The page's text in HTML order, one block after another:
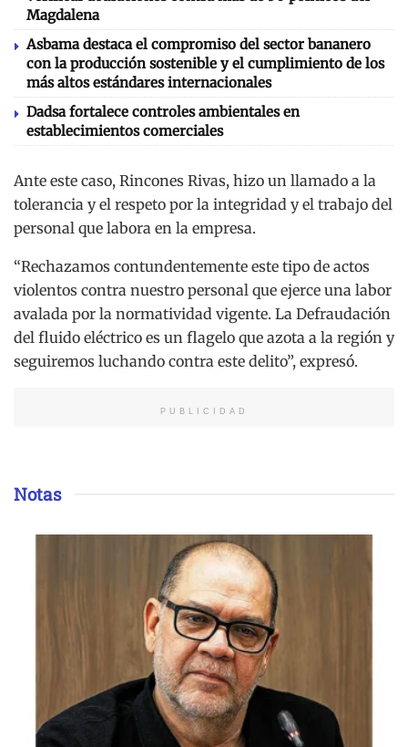
Magdalena
Asbama destaca el compromiso del sector bananero
con la producción sostenible y el cumplimiento de los
más altos estándares internacionales
Dadsa fortalece controles ambientales en
establecimientos comerciales
Ante este caso, Rincones Rivas, hizo un llamado a la
tolerancia y el respeto por la integridad y el trabajo del
personal que labora en la empresa.
“Rechazamos contundentemente este tipo de actos
violentos contra nuestro personal que ejerce una labor
avalada por la normatividad vigente. La Defraudación
del fluido eléctrico es un flagelo que azota a la región y
seguiremos luchando contra este delito”, expresó.
PUBLICIDAD
Notas